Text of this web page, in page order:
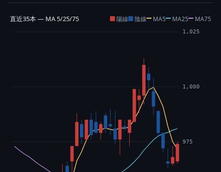
直近35本 — MA 5/25/75 陽線 陰線 MA5 MA25 MA75
975
1,000
1,025